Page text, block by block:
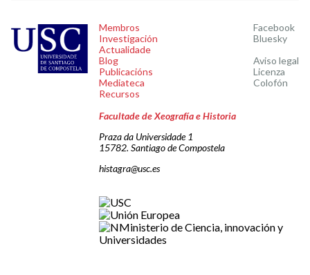
Membros
Investigación
Actualidade
Blog
Publicacións
Mediateca
Recursos
Facebook
Bluesky
Aviso legal
Licenza
Colofón
Facultade de Xeografía e Historia
Praza da Universidade 1
15782. Santiago de Compostela
histagra@usc.es